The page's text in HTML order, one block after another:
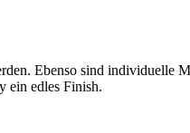
Ebenso sind individuelle
ein edles Finish.